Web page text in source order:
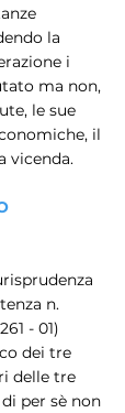
la
i
ma non,
le sue
il
vicenda.
n.
- 01)
dei tre
delle tre
per sè non